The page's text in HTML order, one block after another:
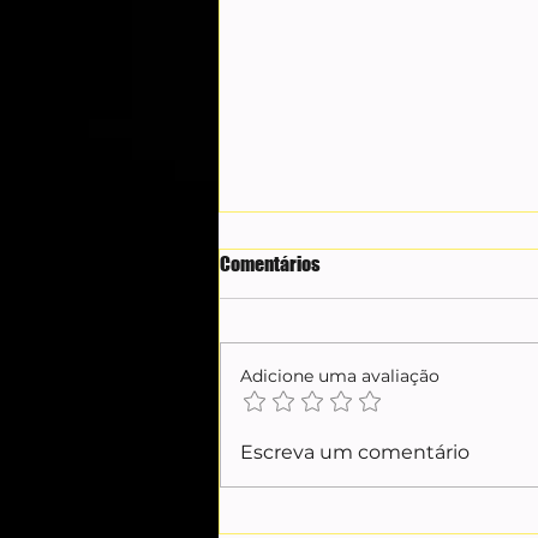
Casos Master e INSS:
entenda
Comentários
Adicione uma avaliação
Escreva um comentário